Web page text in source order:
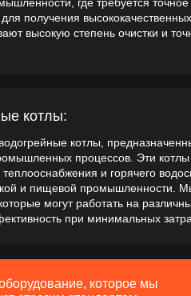
предназначенные для генерации
Эти котлы идеально подходят
минимальных затратах энергии.
которое мы
в самых
обслуживание,
оборудования на